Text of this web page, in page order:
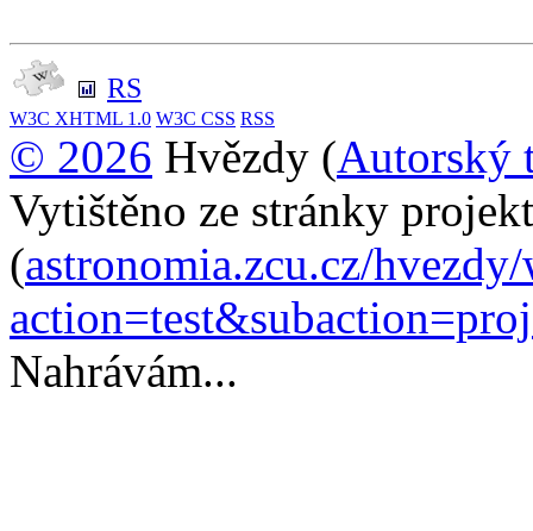
RS
W3C XHTML 1.0 W3C CSS RSS
© 2026 Hvězdy (Autorský
Vytištěno ze stránky
(astronomia.zcu.cz/
Nahrávám...